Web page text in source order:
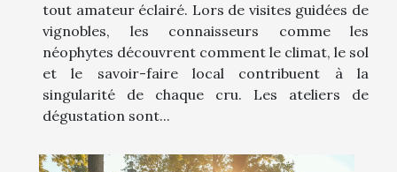
tout amateur éclairé. Lors de visites guidées de
vignobles, les connaisseurs comme les
néophytes découvrent comment le climat, le sol
et le savoir-faire local contribuent à la
singularité de chaque cru. Les ateliers de
dégustation sont...